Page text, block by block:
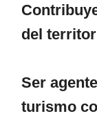
del
Ser
turismo